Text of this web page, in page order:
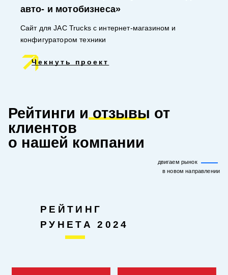
авто- и мотобизнеса»
Сайт для JAC Trucks с интернет-магазином и
конфигуратором техники
Чекнуть проект
Рейтинги иотзывы от
клиентов
о нашей компании
двигаем рынок
в новом направлении
РЕЙТИНГ
РУНЕТА 2024